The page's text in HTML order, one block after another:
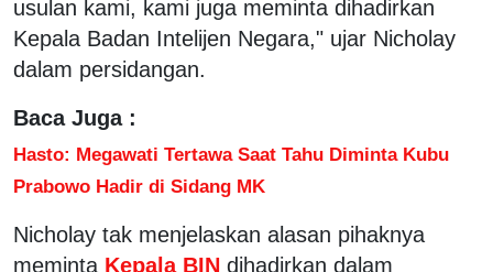
usulan kami, kami juga meminta dihadirkan
Kepala Badan Intelijen Negara," ujar Nicholay
dalam persidangan.
Baca Juga :
Hasto: Megawati Tertawa Saat Tahu Diminta Kubu
Prabowo Hadir di Sidang MK
Nicholay tak menjelaskan alasan pihaknya
meminta Kepala BIN dihadirkan dalam